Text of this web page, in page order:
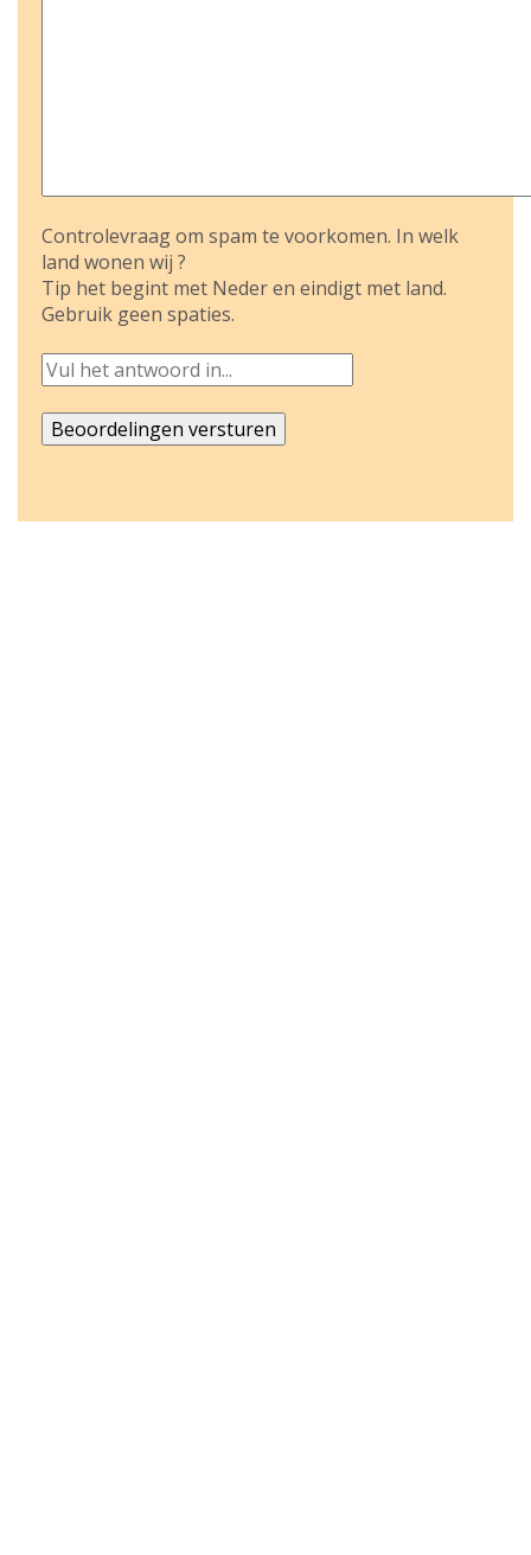
Controlevraag om spam te voorkomen. In welk
land wonen wij ?
Tip het begint met Neder en eindigt met land.
Gebruik geen spaties.